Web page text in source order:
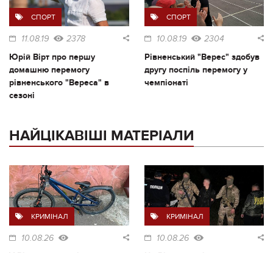
СПОРТ
11.08.19 2378
Юрій Вірт про першу
домашню перемогу
рівненського "Вереса" в
сезоні
СПОРТ
10.08.19 2304
Рівненський "Верес" здобув
другу поспіль перемогу у
чемпіонаті
НАЙЦІКАВІШІ МАТЕРІАЛИ
КРИМІНАЛ
10.08.26
КРИМІНАЛ
10.08.26